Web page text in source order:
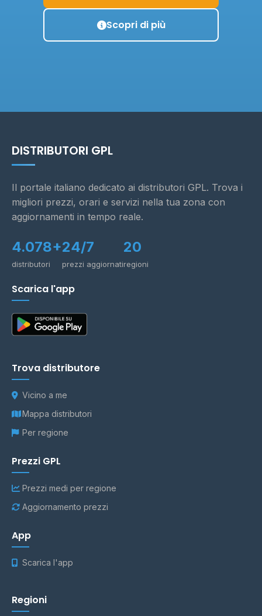
Scopri di più
DISTRIBUTORI GPL
Il portale italiano dedicato ai distributori GPL. Trova i
migliori prezzi, orari e servizi nella tua zona con
aggiornamenti in tempo reale.
4.078+
distributori
24/7
prezzi aggiornati
20
regioni
Scarica l'app
Trova distributore
Vicino a me
Mappa distributori
Per regione
Prezzi GPL
Prezzi medi per regione
Aggiornamento prezzi
App
Scarica l'app
Regioni